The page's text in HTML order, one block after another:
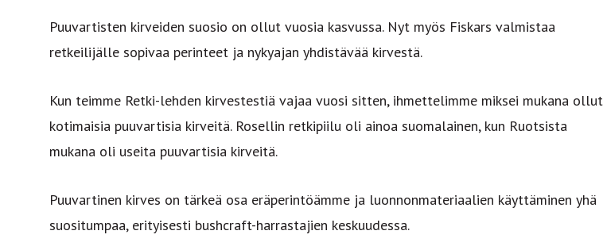
Puuvartisten kirveiden suosio on ollut vuosia kasvussa. Nyt myös Fiskars valmistaa
retkeilijälle sopivaa perinteet ja nykyajan yhdistävää kirvestä.
Kun teimme Retki-lehden kirvestestiä vajaa vuosi sitten, ihmettelimme miksei mukana ollut
kotimaisia puuvartisia kirveitä. Rosellin retkipiilu oli ainoa suomalainen, kun Ruotsista
mukana oli useita puuvartisia kirveitä.
Puuvartinen kirves on tärkeä osa eräperintöämme ja luonnonmateriaalien käyttäminen yhä
suositumpaa, erityisesti bushcraft-harrastajien keskuudessa.